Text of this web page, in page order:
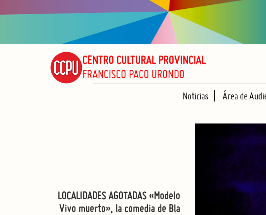
CENTRO CULTURAL PROVINCIAL
FRANCISCO PACO URONDO
Noticias Área de
LOCALIDADES AGOTADAS «Modelo
Vivo muerto», la comedia de Bla